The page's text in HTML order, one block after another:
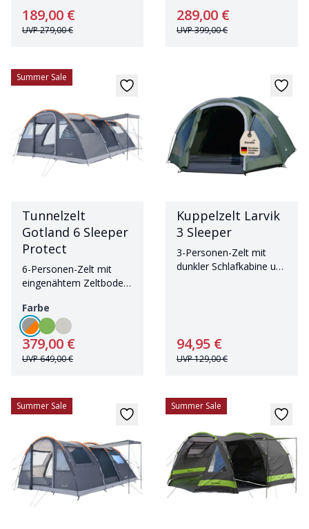
Schlafkabinen
189,00 €
UVP279,00 €
289,00 €
UVP399,00 €
Summer Sale
Tunnelzelt
Gotland 6 Sleeper
Protect
6-Personen-Zelt mit
eingenähtem Zeltboden
Farbe
379,00 €
UVP649,00 €
Kuppelzelt Larvik
3 Sleeper
3-Personen-Zelt mit
dunkler Schlafkabine und
94,95 €
UVP129,00 €
Summer Sale Summer Sale